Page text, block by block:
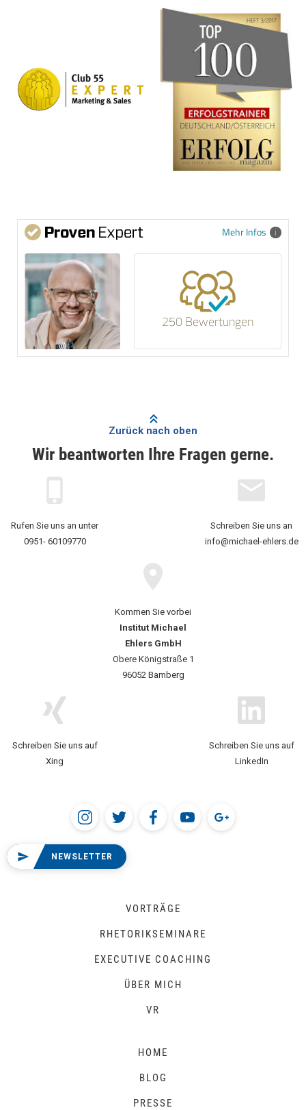
Mehr Infos
250 Bewertungen
Wir beantworten Ihre Fragen gerne.
Zurück nach oben
Rufen Sie uns an unter
0951- 60109770
Schreiben Sie uns an
info@michael-ehlers.de
Kommen Sie vorbei
Institut Michael
Ehlers GmbH
Obere Königstraße 1
96052 Bamberg
Schreiben Sie uns auf
Xing
Schreiben Sie uns auf
LinkedIn
NEWSLETTER
HOME
VORTRÄGE
RHETORIKSEMINARE
EXECUTIVE COACHING
ÜBER MICH
VR
BLOG
PRESSE